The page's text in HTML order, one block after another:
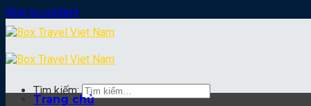
Skip to content
Tìm kiếm:
Trang chủ